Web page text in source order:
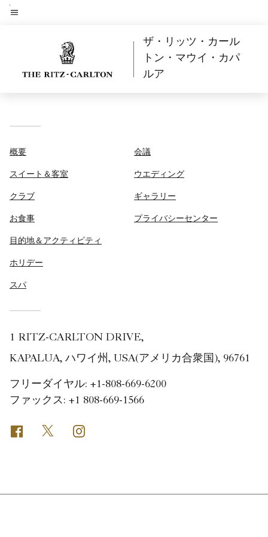
Skip
ザ・リッツ・カール
トン・マウイ・カパ
ルア
概要
スイート＆客室
クラブ
お食事
目的地＆アクティビティ
ホリデー
スパ
会議
ウエディング
ギャラリー
プライバシーセンター
1 RITZ-CARLTON DRIVE,
KAPALUA, ハワイ州, USA(アメリカ合衆国), 96761
フリーダイヤル: +1-808-669-6200
ファックス: +1 808-669-1566
FacebookTwitter